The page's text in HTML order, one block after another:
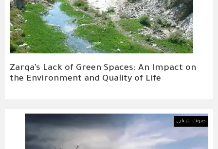
Zarqa’s Lack of Green Spaces: An Impact on
the Environment and Quality of Life
صوت شبابي